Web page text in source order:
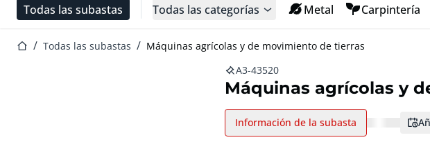
Todas las subastas Todas las categorías Metal Carpintería
Página de inicio
Todas las subastas
Máquinas agrícolas y de movimiento de tierras
A3-43520
Máquinas agrícolas y
Información de la subasta